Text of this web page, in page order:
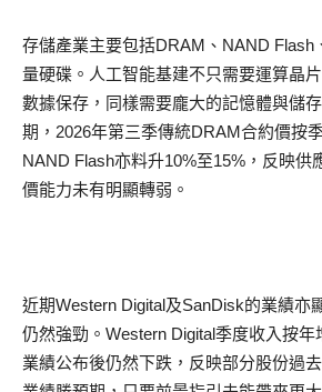
存儲產業主要包括DRAM、NAND Flash
量硬碟。人工智能基建不只需要運算晶
數據保存，同樣需要龐大的記憶體與儲
期，2026年第三季傳統DRAM合約價按
NAND Flash亦料升10%至15%，反映供
價能力未有明顯轉弱。
近期Western Digital及SanDisk的業績亦
仍然強勁。Western Digital季度收入按年
業績公布後仍然下跌，反映部分股份過